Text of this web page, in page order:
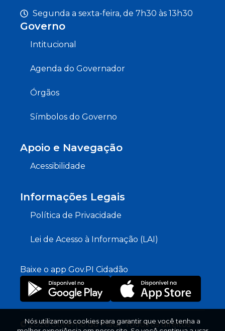
Segunda a sexta-feira, de 7h30 às 13h30
Governo
Intitucional
Agenda do Governador
Órgãos
Símbolos do Governo
Apoio e Navegação
Acessibilidade
Informações Legais
Política de Privacidade
Lei de Acesso à Informação (LAI)
Baixe o app Gov.PI Cidadão
© 2026 Governo do Piauí. Todos os direitos
Nós utilizamos cookies para garantir que você tenha a